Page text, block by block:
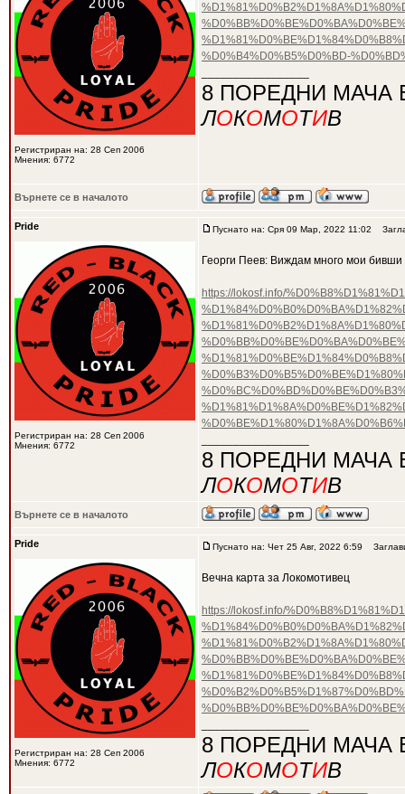
Регистриран на: 28 Сеп 2006
Мнения: 6772
%D0%B4%D0%B5%D0%BD-
8 ПОРЕДНИ МАЧА
ЛОКОМОТИВ
Върнете се в началото
Pride
Регистриран на: 28 Сеп 2006
Мнения: 6772
Пуснато на: Сря 09 Мар, 2022 11:02
Георги Пеев: Виждам много мои
https://lokosf.info/
8 ПОРЕДНИ МАЧА
ЛОКОМОТИВ
Върнете се в началото
Pride
Регистриран на: 28 Сеп 2006
Мнения: 6772
Пуснато на: Чет 25 Авг, 2022 6:59
Вечна карта за Локомотивец
https://lokosf.info/
8 ПОРЕДНИ МАЧА
ЛОКОМОТИВ